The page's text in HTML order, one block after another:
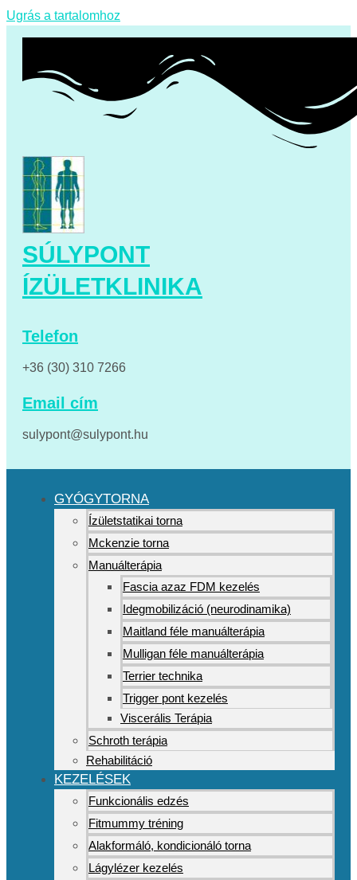
Ugrás a tartalomhoz
SÚLYPONT
ÍZÜLETKLINIKA
Telefon
+36 (30) 310 7266
Email cím
sulypont@sulypont.hu
GYÓGYTORNA
Ízületstatikai torna
Mckenzie torna
Manuálterápia
Fascia azaz FDM kezelés
Idegmobilizáció (neurodinamika)
Maitland féle manuálterápia
Mulligan féle manuálterápia
Terrier technika
Trigger pont kezelés
Viscerális Terápia
Schroth terápia
Rehabilitáció
KEZELÉSEK
Funkcionális edzés
Fitmummy tréning
Alakformáló, kondicionáló torna
Lágylézer kezelés